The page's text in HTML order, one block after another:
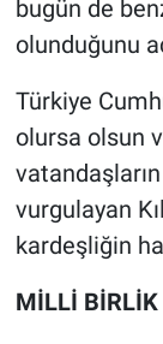
bugün de
olunduğunu
Türkiye
olursa olsun
vurgulayan
kardeşliğin
MİLLİ BİRLİK